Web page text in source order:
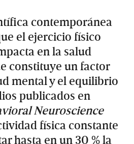
contemporánea
el ejercicio físico
en la salud
constituye un factor
mental y el equilibrio
publicados en
Neuroscience
física constante
hasta en un 30 % la